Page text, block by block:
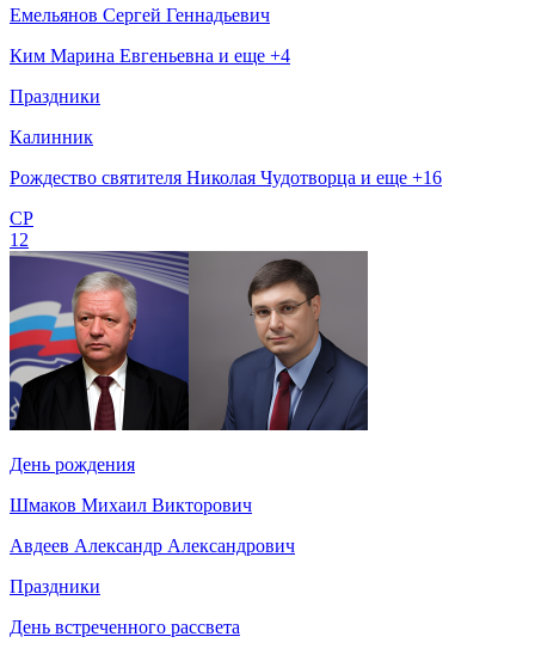
Емельянов Сергей Геннадьевич
Ким Марина Евгеньевна и еще +4
Праздники
Калинник
Рождество святителя Николая Чудотворца и еще +16
СР
12
День рождения
Шмаков Михаил Викторович
Авдеев Александр Александрович
Праздники
День встреченного рассвета